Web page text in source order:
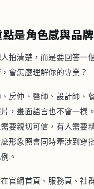
是角色感與品
拍清楚，而是要回答一
會怎麼理解你的專業？
房仲、醫師、設計師、
，畫面語言也不會一樣
要親切可信，有人需要
形象照會同時牽涉到穿
。
官網首頁、服務頁、社